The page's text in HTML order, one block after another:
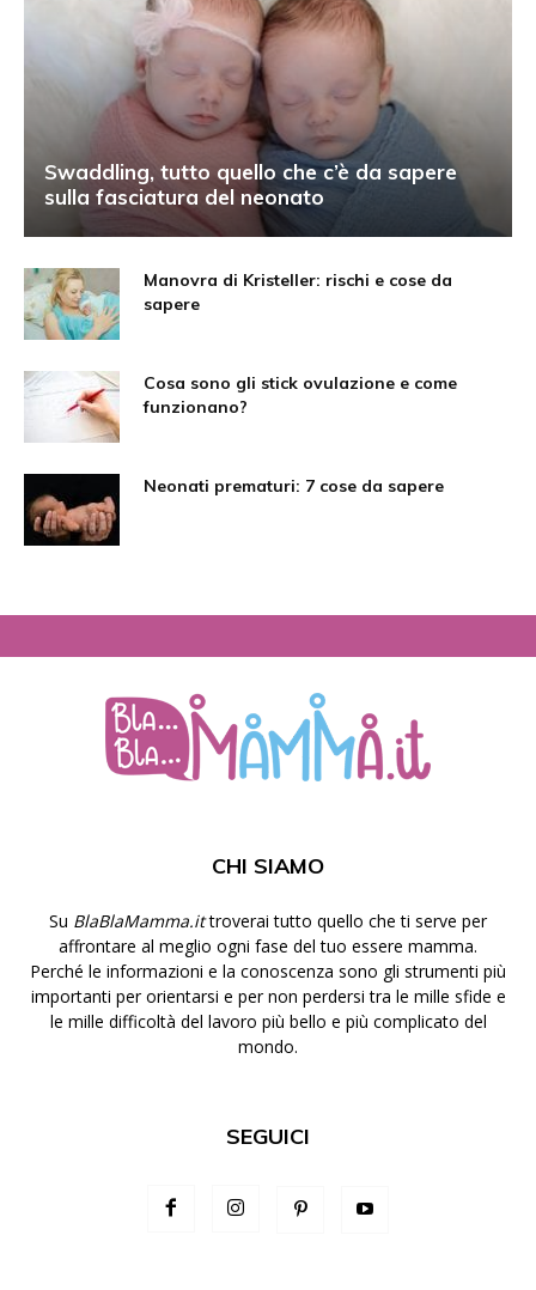
Swaddling, tutto quello che c’è da sapere
sulla fasciatura del neonato
Manovra di Kristeller: rischi e cose da
sapere
Cosa sono gli stick ovulazione e come
funzionano?
Neonati prematuri: 7 cose da sapere
CHI SIAMO
Su BlaBlaMamma.ittroverai tutto quello che ti serve per
affrontare al meglio ogni fase del tuo essere mamma.
Perché le informazioni e la conoscenza sono gli strumenti più
importanti per orientarsi e per non perdersi tra le mille sfide e
le mille difficoltà del lavoro più bello e più complicato del
mondo.
SEGUICI